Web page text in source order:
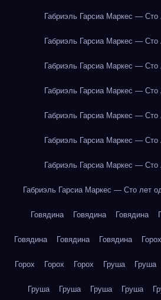
Габриэль Гарсиа Маркес — Сто
Габриэль Гарсиа Маркес — Сто
Габриэль Гарсиа Маркес — Сто
Габриэль Гарсиа Маркес — Сто
Габриэль Гарсиа Маркес — Сто
Габриэль Гарсиа Маркес — Сто
Габриэль Гарсиа Маркес — Сто
Габриэль Гарсиа Маркес — Сто лет
Говядина Говядина Говядина
Говядина Говядина Говядина Горох
Горох Горох Горох Груша Груша
Груша Груша Груша Груша